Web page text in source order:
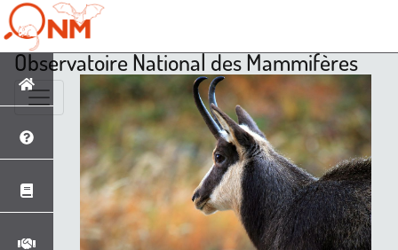
Observatoire National des Mammifères